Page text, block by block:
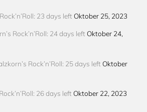
23 days left Oktober 25, 2023
Rock’n’Roll: 24 days left Oktober 24,
Rock’n’Roll: 25 days left Oktober
26 days left Oktober 22, 2023